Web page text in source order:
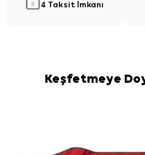
4 Taksit İmkanı
Keşfetmeye